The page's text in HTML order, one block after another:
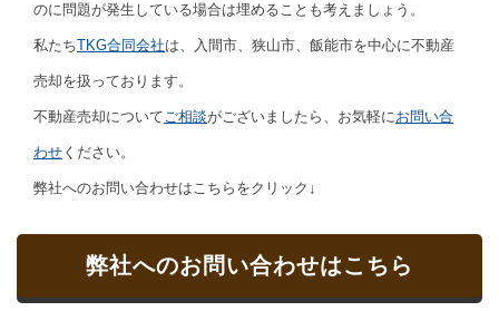
のに問題が発生している場合は埋めることも考えましょう。
私たちTKG合同会社は、入間市、狭山市、飯能市を中心に不動産
売却を扱っております。
不動産売却についてご相談がございましたら、お気軽にお問い合
わせ ください。
弊社へのお問い合わせはこちらをクリック↓
弊社へのお問い合わせはこちら